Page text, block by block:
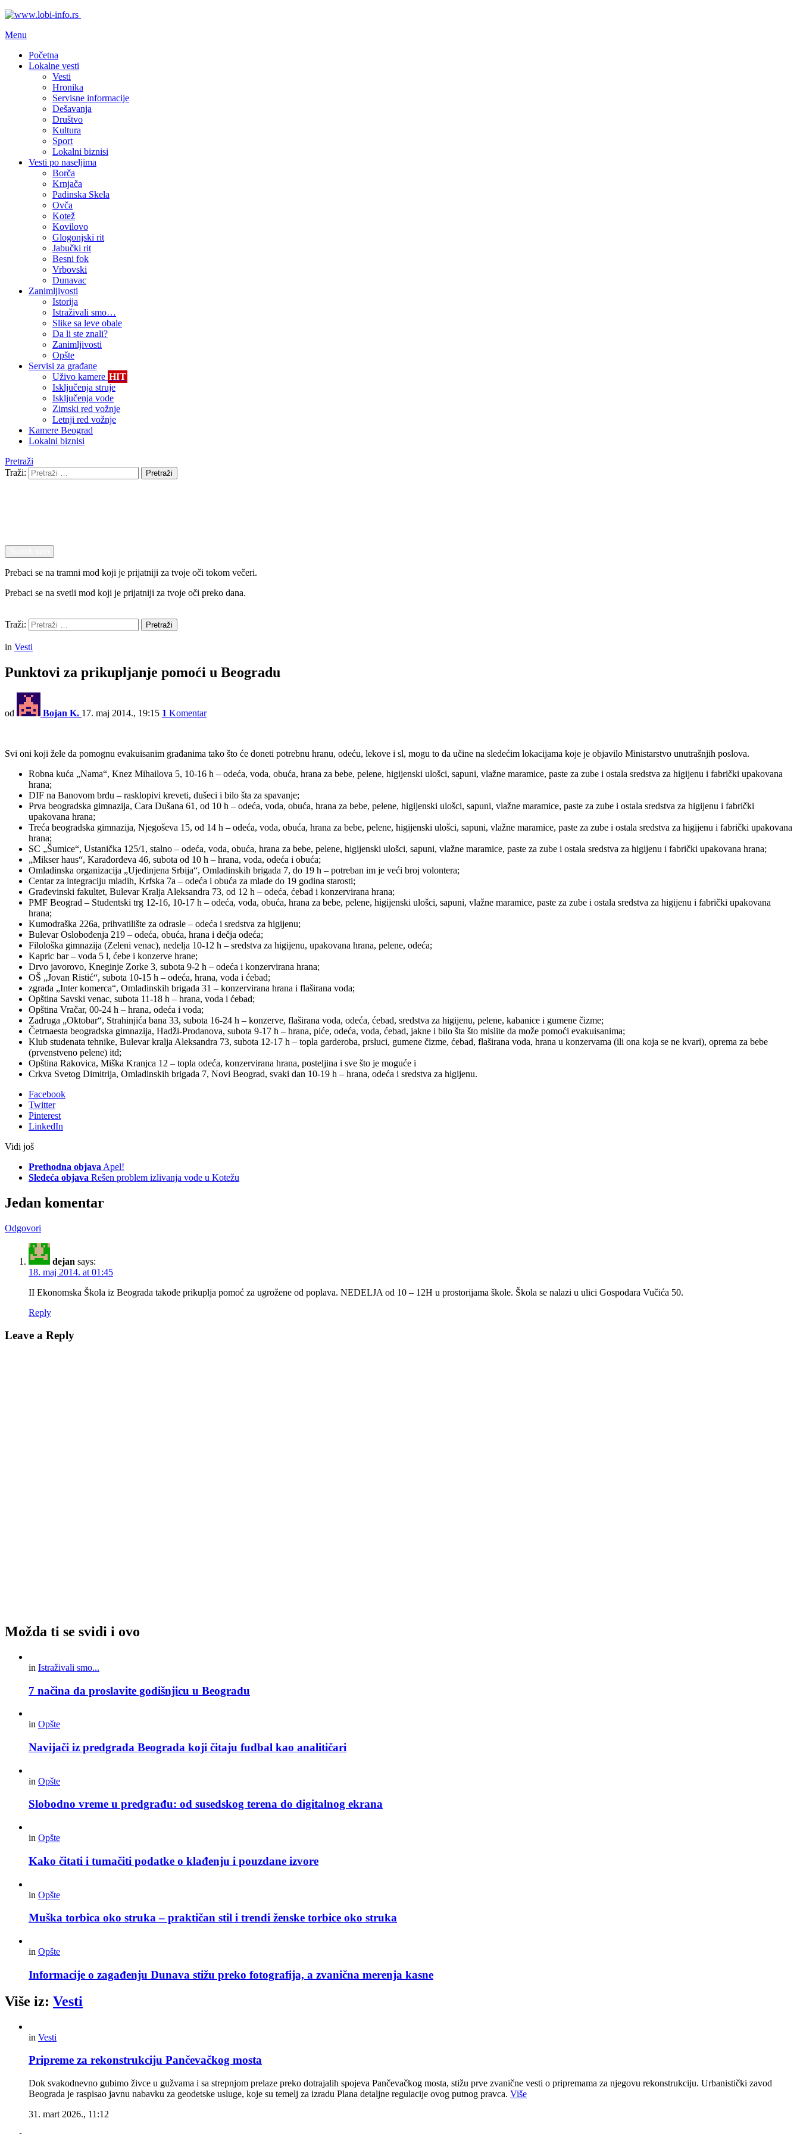
Menu
Početna
Lokalne vesti
Vesti
Hronika
Servisne informacije
Dešavanja
Društvo
Kultura
Sport
Lokalni biznisi
Vesti po naseljima
Borča
Krnjača
Padinska Skela
Ovča
Kotež
Kovilovo
Glogonjski rit
Jabučki rit
Besni fok
Vrbovski
Dunavac
Zanimljivosti
Istorija
Istraživali smo…
Slike sa leve obale
Da li ste znali?
Zanimljivosti
Opšte
Servisi za građane
Uživo kamere HIT
Isključenja struje
Isključenja vode
Zimski red vožnje
Letnji red vožnje
Kamere Beograd
Lokalni biznisi
Pretraži
Traži:
Pretraži
Prebaci se na tramni mod koji je prijatniji za tvoje oči tokom večeri.
Prebaci se na svetli mod koji je prijatniji za tvoje oči preko dana.
Traži:
Pretraži
in Vesti
Punktovi za prikupljanje pomoći u Beogradu
od Bojan K. 17. maj 2014., 19:15 1 Komentar
Svi oni koji žele da pomognu evakuisanim građanima tako što će doneti potrebnu hranu, odeću, lekove i sl, mogu to da učine na sledećim lokacijama koje je objavilo Ministarstvo unutrašnjih poslova.
Robna kuća „Nama“, Knez Mihailova 5, 10-16 h – odeća, voda, obuća, hrana za bebe, pelene, higijenski ulošci, sapuni, vlažne maramice, paste za zube i ostala sredstva za higijenu i fabrički upakovana
hrana;
DIF na Banovom brdu – rasklopivi kreveti, dušeci i bilo šta za spavanje;
Prva beogradska gimnazija, Cara Dušana 61, od 10 h – odeća, voda, obuća, hrana za bebe, pelene, higijenski ulošci, sapuni, vlažne maramice, paste za zube i ostala sredstva za higijenu i fabrički
upakovana hrana;
Treća beogradska gimnazija, Njegoševa 15, od 14 h – odeća, voda, obuća, hrana za bebe, pelene, higijenski ulošci, sapuni, vlažne maramice, paste za zube i ostala sredstva za higijenu i fabrički upakovana
hrana;
SC „Šumice“, Ustanička 125/1, stalno – odeća, voda, obuća, hrana za bebe, pelene, higijenski ulošci, sapuni, vlažne maramice, paste za zube i ostala sredstva za higijenu i fabrički upakovana hrana;
„Mikser haus“, Karađorđeva 46, subota od 10 h – hrana, voda, odeća i obuća;
Omladinska organizacija „Ujedinjena Srbija“, Omladinskih brigada 7, do 19 h – potreban im je veći broj volontera;
Centar za integraciju mladih, Krfska 7a – odeća i obuća za mlade do 19 godina starosti;
Građevinski fakultet, Bulevar Kralja Aleksandra 73, od 12 h – odeća, ćebad i konzervirana hrana;
PMF Beograd – Studentski trg 12-16, 10-17 h – odeća, voda, obuća, hrana za bebe, pelene, higijenski ulošci, sapuni, vlažne maramice, paste za zube i ostala sredstva za higijenu i fabrički upakovana
hrana;
Kumodraška 226a, prihvatilište za odrasle – odeća i sredstva za higijenu;
Bulevar Oslobođenja 219 – odeća, obuća, hrana i dečja odeća;
Filološka gimnazija (Zeleni venac), nedelja 10-12 h – sredstva za higijenu, upakovana hrana, pelene, odeća;
Kapric bar – voda 5 l, ćebe i konzerve hrane;
Drvo javorovo, Kneginje Zorke 3, subota 9-2 h – odeća i konzervirana hrana;
OŠ „Jovan Ristić“, subota 10-15 h – odeća, hrana, voda i ćebad;
zgrada „Inter komerca“, Omladinskih brigada 31 – konzervirana hrana i flaširana voda;
Opština Savski venac, subota 11-18 h – hrana, voda i ćebad;
Opština Vračar, 00-24 h – hrana, odeća i voda;
Zadruga „Oktobar“, Strahinjića bana 33, subota 16-24 h – konzerve, flaširana voda, odeća, ćebad, sredstva za higijenu, pelene, kabanice i gumene čizme;
Četrnaesta beogradska gimnazija, Hadži-Prodanova, subota 9-17 h – hrana, piće, odeća, voda, ćebad, jakne i bilo šta što mislite da može pomoći evakuisanima;
Klub studenata tehnike, Bulevar kralja Aleksandra 73, subota 12-17 h – topla garderoba, prsluci, gumene čizme, ćebad, flaširana voda, hrana u konzervama (ili ona koja se ne kvari), oprema za bebe
(prvenstveno pelene) itd;
Opština Rakovica, Miška Kranjca 12 – topla odeća, konzervirana hrana, posteljina i sve što je moguće i
Crkva Svetog Dimitrija, Omladinskih brigada 7, Novi Beograd, svaki dan 10-19 h – hrana, odeća i sredstva za higijenu.
Facebook
Twitter
Pinterest
LinkedIn
Vidi još
Prethodna objava Apel!
Sledeća objava Rešen problem izlivanja vode u Kotežu
Jedan komentar
Odgovori
dejan says:
18. maj 2014. at 01:45
II Ekonomska Škola iz Beograda takođe prikuplja pomoć za ugrožene od poplava. NEDELJA od 10 – 12H u prostorijama škole. Škola se nalazi u ulici Gospodara Vučića 50.
Reply
Leave a Reply
Možda ti se svidi i ovo
in Istraživali smo...
7 načina da proslavite godišnjicu u Beogradu
in Opšte
Navijači iz predgrađa Beograda koji čitaju fudbal kao analitičari
in Opšte
Slobodno vreme u predgrađu: od susedskog terena do digitalnog ekrana
in Opšte
Kako čitati i tumačiti podatke o klađenju i pouzdane izvore
in Opšte
Muška torbica oko struka – praktičan stil i trendi ženske torbice oko struka
in Opšte
Informacije o zagađenju Dunava stižu preko fotografija, a zvanična merenja kasne
Više iz: Vesti
in Vesti
Pripreme za rekonstrukciju Pančevačkog mosta
Dok svakodnevno gubimo živce u gužvama i sa strepnjom prelaze preko dotrajalih spojeva Pančevačkog mosta, stižu prve zvanične vesti o pripremama za njegovu rekonstrukciju. Urbanistički zavod
Beograda je raspisao javnu nabavku za geodetske usluge, koje su temelj za izradu Plana detaljne regulacije ovog putnog pravca. Više
31. mart 2026., 11:12